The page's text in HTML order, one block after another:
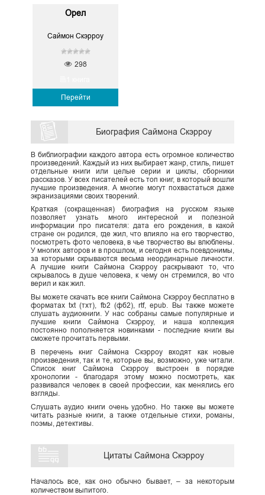
Орел
Саймон Скэрроу
Перейти
298
Биография Саймона Скэрроу
В библиографии каждого автора есть огромное количество
произведений. Каждый из них выбирает жанр, стиль, пишет
отдельные книги или целые серии и циклы, сборники
рассказов. У всех писателей есть топ книг, в который вошли
лучшие произведения. А многие могут похвастаться даже
экранизациями своих творений.
Краткая (сокращенная) биография на русском языке
позволяет узнать много интересной и полезной
информации про писателя: дата его рождения, в какой
стране он родился, где жил, что влияло на его творчество,
посмотреть фото человека, в чье творчество вы влюблены.
У многих авторов и в прошлом, и сегодня есть псевдонимы,
за которыми скрываются весьма неординарные личности.
А лучшие книги Саймона Скэрроу раскрывают то, что
скрывалось в душе человека, к чему он стремился, во что
верил и как жил.
Вы можете скачать все книги Саймона Скэрроу бесплатно в
форматах txt (тхт), fb2 (фб2), rtf, epub. Вы также можете
слушать аудиокниги. У нас собраны самые популярные и
лучшие книги Саймона Скэрроу, и наша коллекция
постоянно пополняется новинками - последние книги вы
сможете прочитать первыми.
В перечень книг Саймона Скэрроу входят как новые
произведения, так и те, которые вы, возможно, уже читали.
Список книг Саймона Скэрроу выстроен в порядке
хронологии - благодаря этому можно посмотреть, как
развивался человек в своей профессии, как менялись его
взгляды.
Слушать аудио книги очень удобно. Но также вы можете
читать разные книги, а также отдельные стихи, романы,
поэмы, детективы.
Цитаты Саймона Скэрроу
Началось все, как оно обычно бывает, – за некоторым
количеством выпитого.